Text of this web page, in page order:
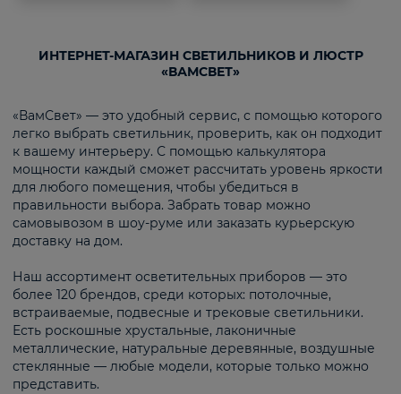
ИНТЕРНЕТ-МАГАЗИН СВЕТИЛЬНИКОВ И ЛЮСТР
«ВАМСВЕТ»
«ВамСвет» — это удобный сервис, с помощью которого
легко выбрать светильник, проверить, как он подходит
к вашему интерьеру. С помощью калькулятора
мощности каждый сможет рассчитать уровень яркости
для любого помещения, чтобы убедиться в
правильности выбора. Забрать товар можно
самовывозом в шоу-руме или заказать курьерскую
доставку на дом.
Наш ассортимент осветительных приборов — это
более 120 брендов, среди которых: потолочные,
встраиваемые, подвесные и трековые светильники.
Есть роскошные хрустальные, лаконичные
металлические, натуральные деревянные, воздушные
стеклянные — любые модели, которые только можно
представить.